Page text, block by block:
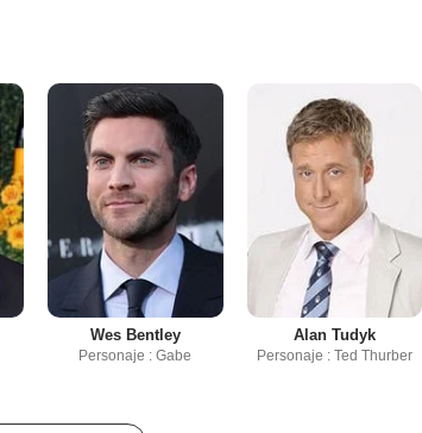
Wes Bentley
Personaje : Gabe
Alan Tudyk
Personaje : Ted Thurber